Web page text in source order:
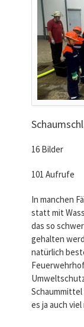
16 Bilder
101 Aufrufe
In manchen
statt mit
das so
gehalten
natürlich
es ja auch